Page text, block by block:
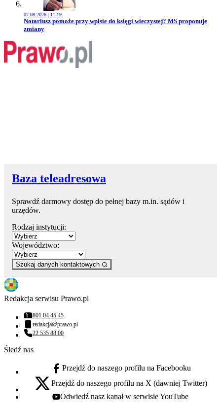
07.08.2026 | 11:19
Przejdź do artykułu:
Notariusz pomoże przy wpisie do księgi wieczystej? MS proponuje
zmiany
Baza teleadresowa
Sprawdź darmowy dostęp do pełnej bazy m.in. sądów i
urzędów.
Rodzaj instytucji:
Województwo:
Szukaj danych kontaktowych
Redakcja serwisu Prawo.pl
Numer telefonu:
801 04 45 45
Adres email:
redakcja@prawo.pl
Numer telefonu:
22 535 88 00
Śledź nas
facebook - otwiera się w nowej karcie
Przejdź do naszego profilu na Facebooku
x - otwiera się w nowej karcie
Przejdź do naszego profilu na X (dawniej Twitter)
youtube - otwiera się w nowej karcie
Odwiedź nasz kanał w serwisie YouTube